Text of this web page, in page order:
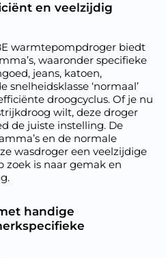
en veelzijdig
warmtepompdroger biedt
waaronder specifieke
jeans, katoen,
‘normaal’
droogcyclus. Of je nu
wilt, deze droger
de juiste instelling. De
en de normale
wasdroger een veelzijdige
zoek is naar gemak en
handige